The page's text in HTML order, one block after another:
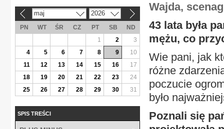
Wajda,
43 lata była
mężu, co
Wie pani, jak
różne
poczucie
było
Poznali się
maj 2026
PN WT ŚR CZ PT SB
ND
1
2
3
4
5 6 7 8 9
10
11
12 13 14 15 16
17
18
19 20 21 22 23
24
25
26 27 28 29 30 31
SPIS TREŚCI